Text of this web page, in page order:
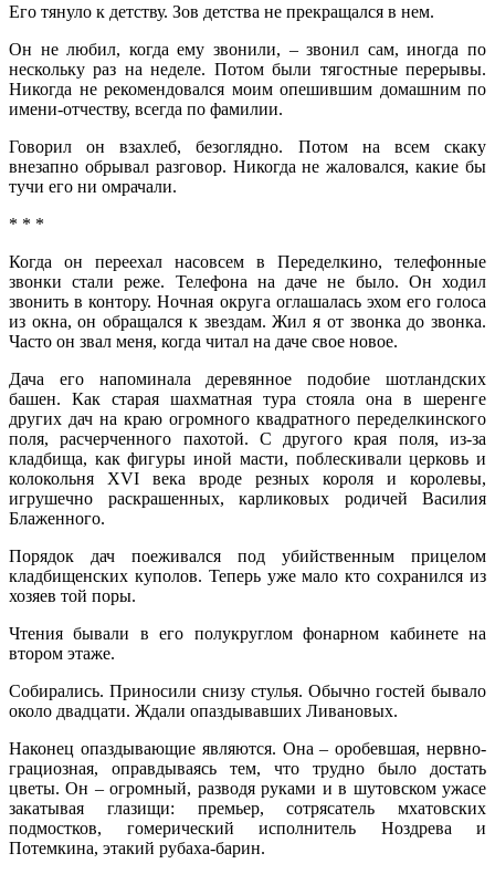
Его тянуло к детству. Зов детства не прекращался в нем.
Он не любил, когда ему звонили, – звонил сам, иногда по
нескольку раз на неделе. Потом были тягостные перерывы.
Никогда не рекомендовался моим опешившим домашним по
имени-отчеству, всегда по фамилии.
Говорил он взахлеб, безоглядно. Потом на всем скаку
внезапно обрывал разговор. Никогда не жаловался, какие бы
тучи его ни омрачали.
* * *
Когда он переехал насовсем в Переделкино, телефонные
звонки стали реже. Телефона на даче не было. Он ходил
звонить в контору. Ночная округа оглашалась эхом его голоса
из окна, он обращался к звездам. Жил я от звонка до звонка.
Часто он звал меня, когда читал на даче свое новое.
Дача его напоминала деревянное подобие шотландских
башен. Как старая шахматная тура стояла она в шеренге
других дач на краю огромного квадратного переделкинского
поля, расчерченного пахотой. С другого края поля, из-за
кладбища, как фигуры иной масти, поблескивали церковь и
колокольня XVI века вроде резных короля и королевы,
игрушечно раскрашенных, карликовых родичей Василия
Блаженного.
Порядок дач поеживался под убийственным прицелом
кладбищенских куполов. Теперь уже мало кто сохранился из
хозяев той поры.
Чтения бывали в его полукруглом фонарном кабинете на
втором этаже.
Собирались. Приносили снизу стулья. Обычно гостей бывало
около двадцати. Ждали опаздывавших Ливановых.
Наконец опаздывающие являются. Она – оробевшая, нервно-
грациозная, оправдываясь тем, что трудно было достать
цветы. Он – огромный, разводя руками и в шутовском ужасе
закатывая глазищи: премьер, сотрясатель мхатовских
подмостков, гомерический исполнитель Ноздрева и
Потемкина, этакий рубаха-барин.